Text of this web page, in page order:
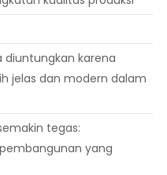
karena
jelas dan modern dalam
tegas:
yang